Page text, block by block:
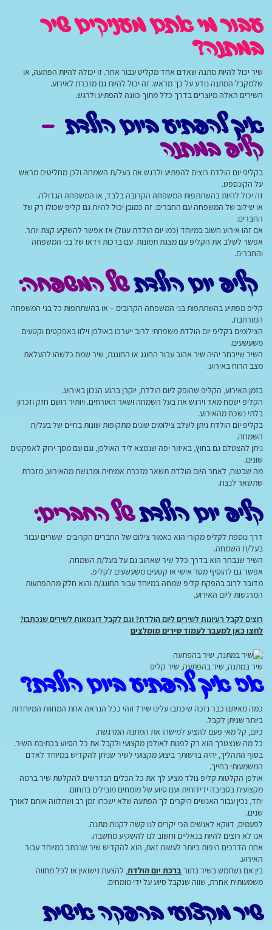
עבור מי אתם מעניקים שיר
במתנה?
שיר יכול להיות מתנה שאדם אחד מקליט עבור אחר. זו יכולה להיות הפתעה, או
שלמקבל המתנה נודע על כך מראש. זה יכול להיות גם מזכרת לאירוע.
השירים האלה מיוצרים בדרך כלל מתוך כוונה להפתיע ולרגש.
איך להפתיע ביום הולדת –
קליפ במתנה
בקליפ יום הולדת רוצים להפתיע ולרגש את בעל/ת השמחה ולכן מחליטים מראש
על הקונספט.
זה יכול להיות בהשתתפות המשפחה הקרובה בלבד, או המשפחה הגדולה.
או שילוב של המשפחה עם החברים. זה כמובן יכול להיות גם קליפ שכולו רק של
החברים.
אם זהו אירוע חשוב במיוחד (כמו יום הולדת עגול) אז אפשר להשקיע קצת יותר.
אפשר לשלב את הקליפ עם מצגת תמונות עם ברכות וידאו של בני המשפחה
והחברים.
קליפ יום הולדתשל המשפחה:
קליפ מפתיע בהשתתפות בני המשפחה הקרובים – או בהשתתפות כל בני המשפחה
המורחבת.
הצילומים בקליפ יום הולדת משפחתי לרוב ייערכו באולפן וילוו באפקטים וקטעים
משעשעים.
השיר שייבחר יהיה שיר אהוב עבור החוגג או החוגגת, שיר שמח כלשהו להעלאת
מצב הרוח באירוע.
בזמן האירוע, הקליפ שהופק ליום הולדת, יוקרן ברגע הנכון באירוע.
הקליפ ישמח מאד וירגש את בעל השמחה ושאר האורחים. ויותיר רושם חזק וזכרון
בלתי נשכח מהאירוע.
בקליפ יום הולדת ניתן לשלב צילומים שונים מתקופות שונות בחיים של בעל/ת
השמחה.
ניתן להצטלם גם בחוץ, באיזור יפה שנמצא ליד האולפן, וגם עם מסך ירוק לאפקטים
שונים.
מה שבטוח, לאחר היום הולדת תשאר מזכרת אמיתית ומרגשת מהאירוע, מזכרת
שתשאר לנצח.
קליפ יום הולדתשל החברים:
דרך נוספת לקליפ מקורי הוא כאמור צילום של החברים הקרובים ששרים עבור
בעל/ת השמחה.
השיר שנבחר הוא בדרך כלל שיר שאהוב גם על בעל/ת השמחה.
אפשר גם להוסיף מסר אישי או קטעים משעשעים לקליפ.
מדובר לרוב בהפקת קליפ שמחה במיוחד עבור החוגג/ת והוא חלק מההפתעות
המרגשות ליום האירוע.
רוצים לקבל רעיונות לשירים ליום הולדת? וגם לקבל דוגמאות לשירים שנכתבו?
לחצו כאן למעבר לעמוד שירים מומלצים
שיר במתנה, שיר בהפתעה, שיר קליפ
אז איך להפתיע ביום הולדת?
כמה מאיתנו כבר נזכה שיכתבו עלינו שיר? זוהי ככל הנראה אחת המחוות המיוחדות
ביותר שניתן לקבל.
כיום, קל מאי פעם להציע למישהו את המתנה המרגשת.
כל מה שנצטרך הוא רק לפנות לאולפן מקצועי ולקבל את כל הסיוע בכתיבת השיר.
בסוף התהליך, יהיה ברשותך ביצוע מקצועי לשיר שניתן להקדיש במיוחד לאדם
המשמעותי בחייך.
אולפן הקלטות קליפ נולד מציע לך את כל הכלים הנדרשים להקלטת שיר ברמה
מקצועית בסביבה ידידותית ועם סיוע של מומחים מובילים בתחום.
יחד, נכין עבור האנשים היקרים לך הפתעה שלא ישכחו זמן רב ושתלווה אותם לאורך
שנים.
לפעמים, דווקא לאנשים הכי יקרים לנו קשה לקנות מתנה.
אנו לא רוצים להיות בנאליים וחשוב לנו להשקיע מחשבה.
אחת הדרכים היפות ביותר לעשות זאת, הוא להקדיש שיר שנכתב במיוחד עבור
האירוע.
בין אם נשתמש בשיר בתורברכת יום הולדת, להצעת נישואין או לכל מחווה
משמעותית אחרת, שווה שנקבל סיוע על ידי מומחים.
שיר מקצועי בהפקה אישית